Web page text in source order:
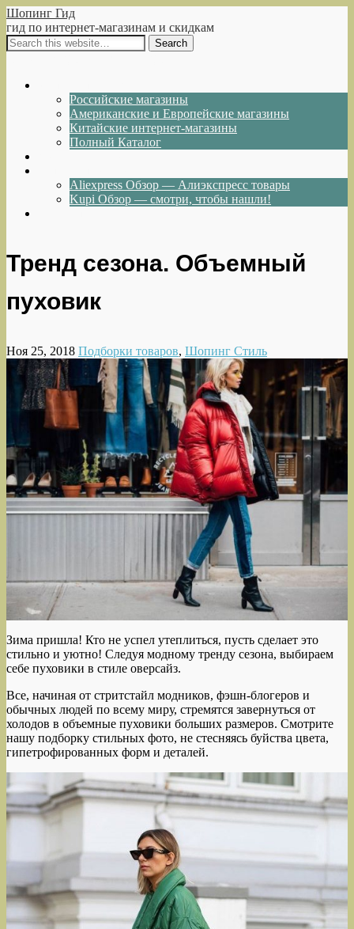
Шопинг Гид
гид по интернет-магазинам и скидкам
Российские магазины
Американские и Европейские магазины
Китайские интернет-магазины
Полный Каталог
Aliexpress Обзор — Алиэкспресс товары
Kupi Обзор — смотри, чтобы нашли!
Тренд сезона. Объемный
пуховик
Ноя 25, 2018 Подборки товаров, Шопинг Стиль
Зима пришла! Кто не успел утеплиться, пусть сделает это
стильно и уютно! Следуя модному тренду сезона, выбираем
себе пуховики в стиле оверсайз.
Все, начиная от стритстайл модников, фэшн-блогеров и
обычных людей по всему миру, стремятся завернуться от
холодов в объемные пуховики больших размеров. Смотрите
нашу подборку стильных фото, не стесняясь буйства цвета,
гипетрофированных форм и деталей.